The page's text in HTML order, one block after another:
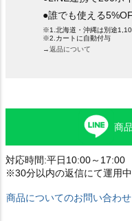
●誰でも使える
※1.北海道・沖縄は別途
※2.カートに自動付与
→返品について
商
対応時間:平日10:00～17:00
※30分以内の返信にて運用中
商品についてのお問い合わせ